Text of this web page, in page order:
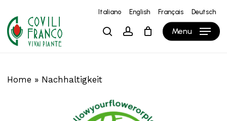
main
content
Italiano English Français Deutsch
searchaccount Menu
Warenkorb Close
Cart
Home » Nachhaltigkeit